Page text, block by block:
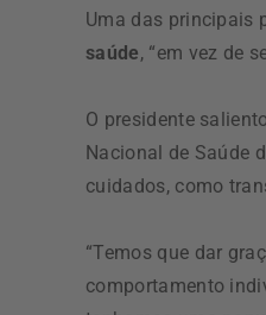
Uma das principais
saúde, “em vez de
O presidente
Nacional de Saúde
cuidados, como
“Temos que dar
comportamento